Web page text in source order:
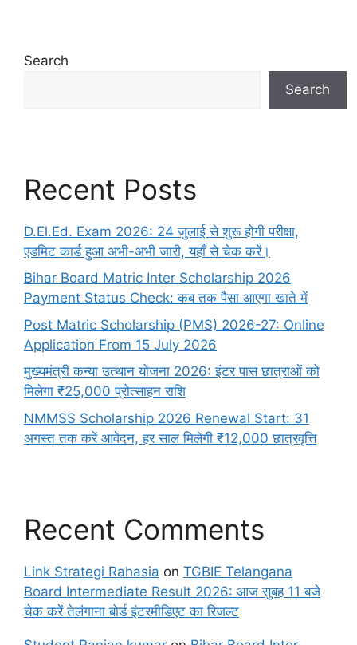
Search
Search
Recent Posts
D.El.Ed. Exam 2026: 24 जुलाई से शुरू होगी परीक्षा,
एडमिट कार्ड हुआ अभी-अभी जारी, यहाँ से चेक करें।
Bihar Board Matric Inter Scholarship 2026
Payment Status Check: कब तक पैसा आएगा खाते में
Post Matric Scholarship (PMS) 2026-27: Online
Application From 15 July 2026
मुख्यमंत्री कन्या उत्थान योजना 2026: इंटर पास छात्राओं को
मिलेगा ₹25,000 प्रोत्साहन राशि
NMMSS Scholarship 2026 Renewal Start: 31
अगस्त तक करें आवेदन, हर साल मिलेगी ₹12,000 छात्रवृत्ति
Recent Comments
Link Strategi Rahasia on TGBIE Telangana
Board Intermediate Result 2026: आज सुबह 11 बजे
चेक करें तेलंगाना बोर्ड इंटरमीडिएट का रिजल्ट